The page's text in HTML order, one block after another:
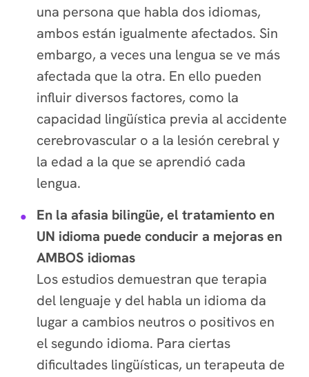
una persona que habla dos idiomas,
ambos están igualmente afectados. Sin
embargo, a veces una lengua se ve más
afectada que la otra. En ello pueden
influir diversos factores, como la
capacidad lingüística previa al accidente
cerebrovascular o a la lesión cerebral y
la edad a la que se aprendió cada
lengua.
En la afasia bilingüe, el tratamiento en
UN idioma puede conducir a mejoras en
AMBOS idiomas
Los estudios demuestran que terapia
del lenguaje y del habla un idioma da
lugar a cambios neutros o positivos en
el segundo idioma. Para ciertas
dificultades lingüísticas, un terapeuta de